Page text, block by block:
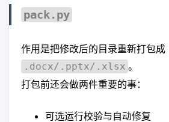
pack.py
作用是把修改后的目录重新打包成
.docx/.pptx/.xlsx 。
打包前还会做两件重要的事：
可选运行校验与自动修复